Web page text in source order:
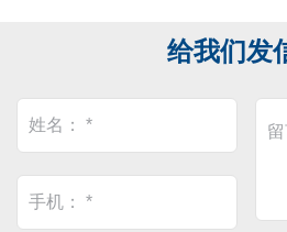
给我们发